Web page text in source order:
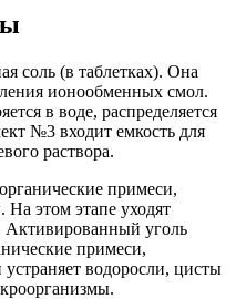
соль (в таблетках). Она
ионообменных смол.
в воде, распределяется
№3 входит емкость для
раствора.
примеси,
На этом этапе уходят
Активированный уголь
примеси,
водоросли, цисты